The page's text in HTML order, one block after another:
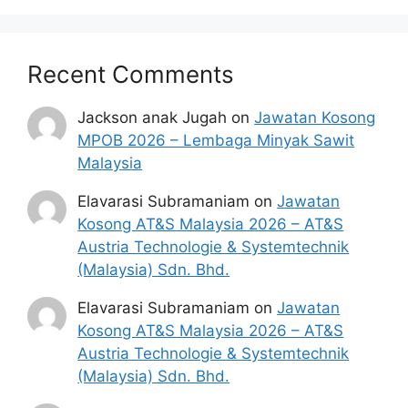
✅ Gaji asas RM1,800 – RM11,000 (mengikut
kelayakan & jawatan)
✅ Bayaran kerja lebih masa (OT), elaun makan
& kehadiran
✅ KWSP, PERKESO, cuti tahunan, cuti sakit
✅ Latihan & pembangunan kerjaya disediakan
✅ Suasana kerja selamat & bersih (mengikut
piawaian industri)
✅ Medical benefits, dental, vision
✅ Paid Time Off
✅ Performance Bonus
Cara Mohon
Recent Comments
Jackson anak Jugah onJawatan Kosong
MPOB 2026 – Lembaga Minyak Sawit
Malaysia
Elavarasi Subramaniam onJawatan
Kosong AT&S Malaysia 2026 – AT&S
Austria Technologie & Systemtechnik
(Malaysia) Sdn. Bhd.
Elavarasi Subramaniam onJawatan
Kosong AT&S Malaysia 2026 – AT&S
Austria Technologie & Systemtechnik
(Malaysia) Sdn. Bhd.